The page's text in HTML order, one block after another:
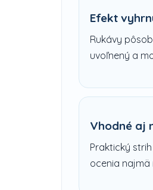
Efekt
Rukávy
uvoľnený a
Vhodné aj
Praktický
ocenia najmä